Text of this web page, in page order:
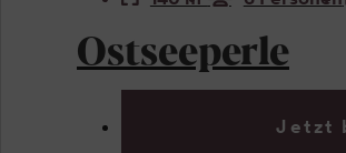
Ostseeperle
Jetzt